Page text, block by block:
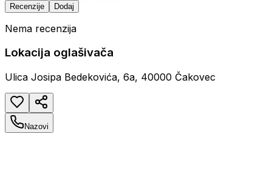
Recenzije Dodaj
Nema recenzija
Lokacija oglašivača
Ulica Josipa Bedekovića, 6a, 40000 Čakovec
Nazovi